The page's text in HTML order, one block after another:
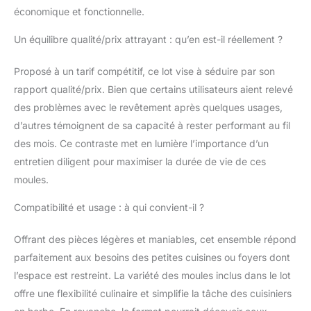
adhésives qui sont
longue durée de vie, un
démoulage facile et un
nettoyage rapide.
Passent au four, au
lave-vaisselle – Les
poêles passent au four
jusqu'à 446 degrés. Le
faciles à nettoyer dans
également au lave-
vaisselle. L'ensemble
comprend – deux 21,6
cm. Moules à gâteau
ronds, un moule à cake
moyen, un moule à
économique et fonctionnelle.
Un équilibre qualité/prix attrayant : qu’en est-il réellement ?
Proposé à un tarif compétitif, ce lot vise à séduire par son
rapport qualité/prix. Bien que certains utilisateurs aient relevé
des problèmes avec le revêtement après quelques usages,
d’autres témoignent de sa capacité à rester performant au fil
des mois. Ce contraste met en lumière l’importance d’un
entretien diligent pour maximiser la durée de vie de ces
moules.
Compatibilité et usage : à qui convient-il ?
Offrant des pièces légères et maniables, cet ensemble répond
parfaitement aux besoins des petites cuisines ou foyers dont
l’espace est restreint. La variété des moules inclus dans le lot
offre une flexibilité culinaire et simplifie la tâche des cuisiniers